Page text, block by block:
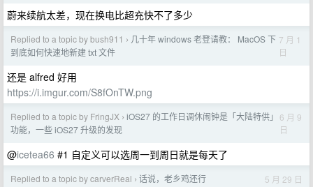
蔚来续航太差，现在换电比超充快不了多少
Replied to a topic by bush911 › 几十年 windows 老登请教： MacOS 下
到底如何快速地新建 txt 文件
7 月 1
日
还是 alfred 好用
https://i.imgur.com/S8fOnTW.png
Replied to a topic by FringJX › iOS27 的工作日调休闹钟是「大陆特供」
功能，一些 iOS27 升级的发现
6 月 9
日
@icetea66 #1 自定义可以选周一到周日就是每天了
Replied to a topic by carverReal › 话说，老乡鸡还行 5 月 29 日